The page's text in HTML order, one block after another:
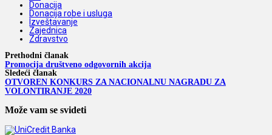
Donacija
Donacija robe i usluga
Izveštavanje
Zajednica
Zdravstvo
Prethodni članak
Promocija društveno odgovornih akcija
Sledeći članak
OTVOREN KONKURS ZA NACIONALNU NAGRADU ZA
VOLONTIRANJE 2020
Može vam se svideti